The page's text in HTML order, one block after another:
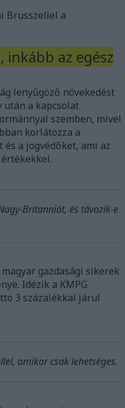
Brüsszellel a
az egész
lenyűgöző növekedést
után a kapcsolat
szemben, mivel
korlátozza a
a jogvédőket, ami az
Britanniát, és távozik-e
gazdasági sikerek
Idézik a KMPG
3 százalékkal járul
amikor csak lehetséges.